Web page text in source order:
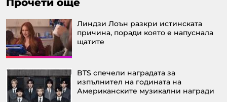
Линдзи Лоън разкри истинската
причина, поради която е напуснала
щатите
BTS спечели наградата за
изпълнител на годината на
Американските музикални награди